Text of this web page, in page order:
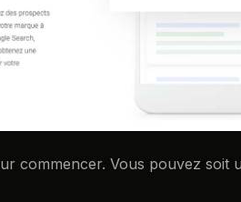
commencer. Vous pouvez soit